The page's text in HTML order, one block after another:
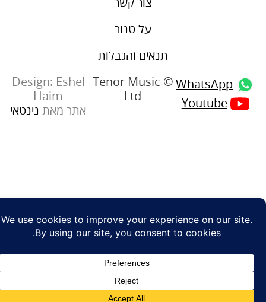
על טנור
תנאים והגבלות
WhatsApp
Youtube
© Tenor Music
Ltd
Design: Eshel
Haim
אתר מאתנינטאי